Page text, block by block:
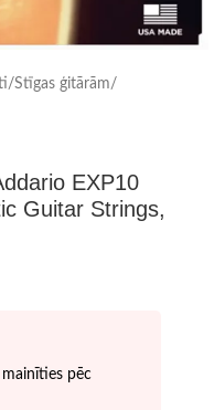
/Stīgas ģitārām/
EXP10
Guitar Strings,
pēc